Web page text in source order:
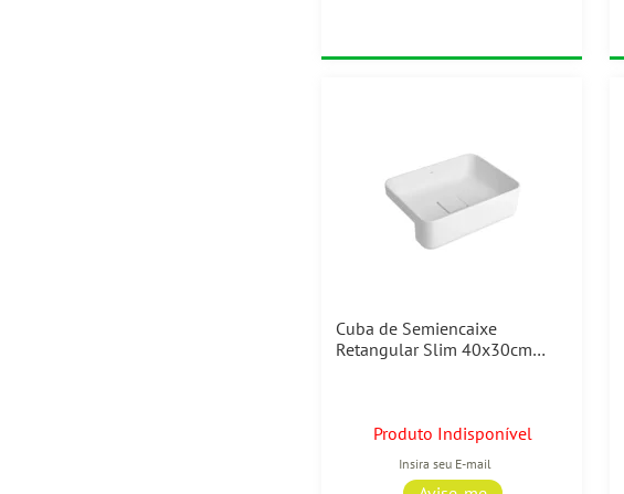
Cuba de Semiencaixe
Retangular Slim 40x30cm
Produto Indisponível